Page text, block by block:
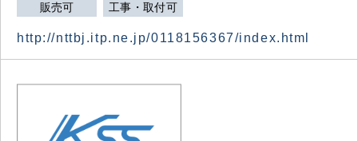
販売可 工事・取付可
http://nttbj.itp.ne.jp/0118156367/index.html